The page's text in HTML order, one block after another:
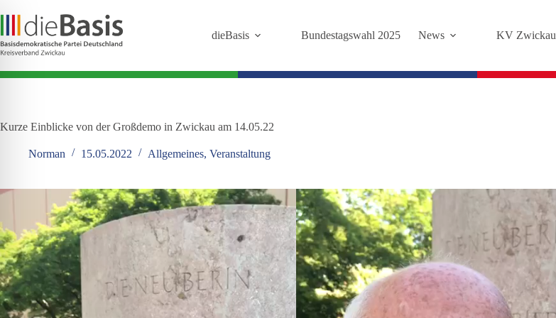
Inhalt
springen
dieBasis Bundestagswahl 2025 News KV Zwickau
Kurze Einblicke von der Großdemo in Zwickau am 14.05.22
Norman 15.05.2022 Allgemeines, Veranstaltung